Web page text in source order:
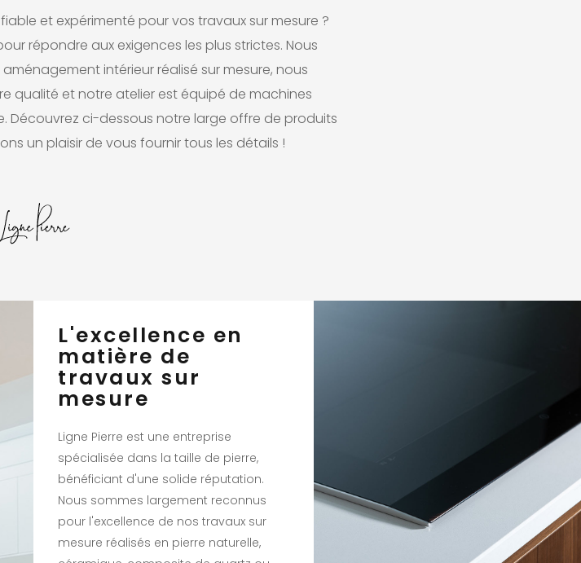
et expérimenté pour vos travaux sur mesure ?
répondre aux exigences les plus strictes. Nous
intérieur réalisé sur mesure, nous
qualité et notre atelier est équipé de machines
Découvrez ci-dessous notre large offre de produits
un plaisir de vous fournir tous les détails !
L'excellence en
matière de
travaux sur
mesure
Ligne Pierre est une entreprise
spécialisée dans la taille de pierre,
bénéficiant d'une solide réputation.
Nous sommes largement reconnus
pour l'excellence de nos travaux sur
mesure réalisés en pierre naturelle,